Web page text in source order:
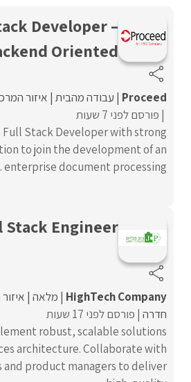
Developer –
Oriented
Proceed‏ עבודה מהבית איזור
פורסם לפני 7 שעות
Full Stack Developer with strong
to join the development of an
enterprise document processing ...
Stack Engineer
HighTech Company מלאה
חדרה פורסם לפני 17 שעות
robust, scalable solutions
architecture. Collaborate with
and product managers to deliver